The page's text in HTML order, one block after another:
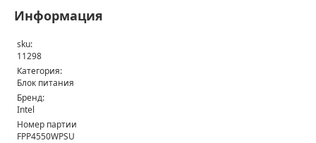
Информация
sku:
11298
Категория:
Блок питания
Бренд:
Intel
Номер партии
FPP4550WPSU